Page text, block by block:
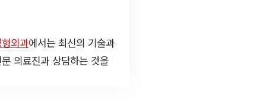
외과에서는 최신의 기술과
의료진과 상담하는 것을